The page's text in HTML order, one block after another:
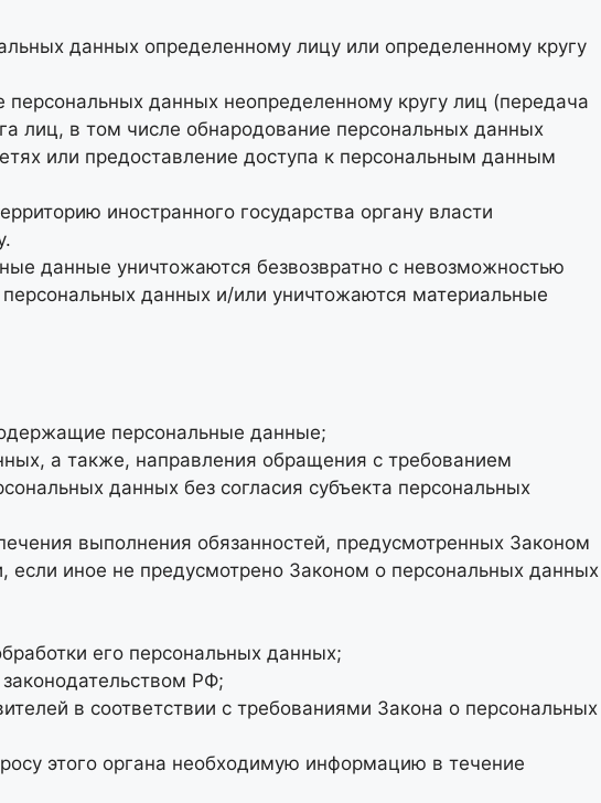
данных определенному лицу или определенному кругу
данных неопределенному кругу лиц (передача
лиц, в том числе обнародование персональных данных
или предоставление доступа к персональным данным
иностранного государства органу власти
данные уничтожаются безвозвратно с невозможностью
данных и/или уничтожаются материальные
персональные данные;
а также, направления обращения с требованием
данных без согласия субъекта персональных
выполнения обязанностей, предусмотренных Законом
иное не предусмотрено Законом о персональных данных
его персональных данных;
РФ;
в соответствии с требованиями Закона о персональных
этого органа необходимую информацию в течение